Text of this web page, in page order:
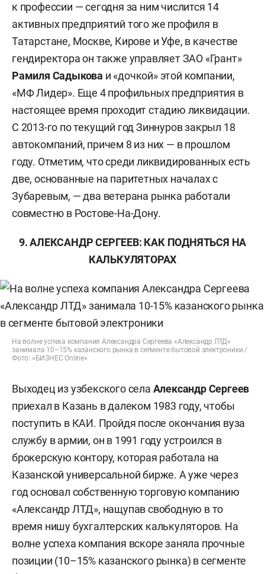
к профессии — сегодня за ним числится 14
активных предприятий того же профиля в
Татарстане, Москве, Кирове и Уфе, в качестве
гендиректора он также управляет ЗАО «Грант»
Рамиля Садыкова и «дочкой» этой компании,
«МФ Лидер». Еще 4 профильных предприятия в
настоящее время проходит стадию ликвидации.
С 2013-го по текущий год Зиннуров закрыл 18
автокомпаний, причем 8 из них — в прошлом
году. Отметим, что среди ликвидированных есть
две, основанные на паритетных началах с
Зубаревым, — два ветерана рынка работали
совместно в Ростове-На-Дону.
9. АЛЕКСАНДР СЕРГЕЕВ: КАК ПОДНЯТЬСЯ НА
КАЛЬКУЛЯТОРАХ
На волне успеха компания Александра Сергеева «Александр ЛТД»
занимала 10–15% казанского рынка в сегменте бытовой электроники /
Фото: «БИЗНЕС Online»
Выходец из узбекского села Александр Сергеев
приехал в Казань в далеком 1983 году, чтобы
поступить в КАИ. Пройдя после окончания вуза
службу в армии, он в 1991 году устроился в
брокерскую контору, которая работала на
Казанской универсальной бирже. А уже через
год основал собственную торговую компанию
«Александр ЛТД», нащупав свободную в то
время нишу бухгалтерских калькуляторов. На
волне успеха компания вскоре заняла прочные
позиции (10–15% казанского рынка) в сегменте